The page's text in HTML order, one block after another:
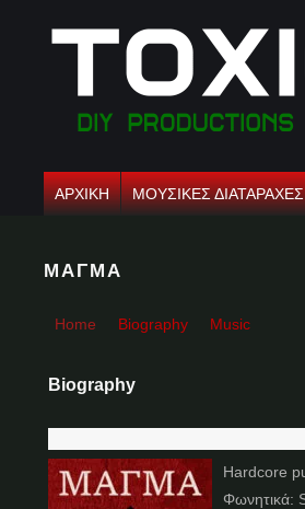
ΑΡΧΙΚΗ ΜΟΥΣΙΚΕΣ ΔΙΑΤΑΡΑΧΕΣ
ΜΑΓΜΑ
Home Biography Music
Biography
Hardcore
Φωνητικά: